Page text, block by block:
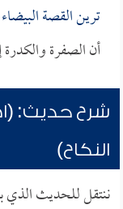
ترين القصة
أن الصفرة
شرح حديث:
النكاح)
ننتقل للحديث